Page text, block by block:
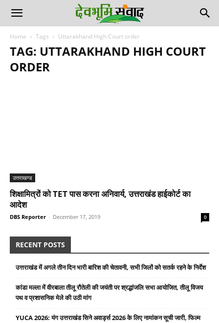
Home Tags Uttarakhand High Court order
TAG: UTTARAKHAND HIGH COURT
ORDER
उत्तराखण्ड
शिक्षामित्रों को TET पास करना अनिवार्य, उत्तराखंड हाईकोर्ट का
आदेश
DBS Reporter - December 17, 2019 0
RECENT POSTS
उत्तराखंड में अगले तीन दिन भारी बारिश की चेतावनी, सभी जिलों को सतर्क रहने के निर्देश
कांडा मल्ला में वीरबाला तीलू रौतेली की जयंती पर श्रद्धांजलि सभा आयोजित, तीलू विजय
पथ व प्रशासनिक मेले की उठी मांग
YUCA 2026: यंग उत्तराखंड सिने अवार्ड्स 2026 के लिए नामांकन सूची जारी, फिल्म